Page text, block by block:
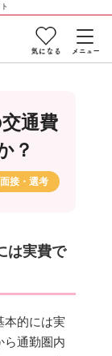
通費
？
面接・選考
は実費で
本的には実
ら通勤圏内